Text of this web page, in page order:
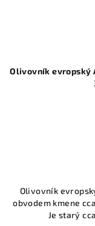
Olivovník evropský
Olivovník
obvodem kmene
Je starý